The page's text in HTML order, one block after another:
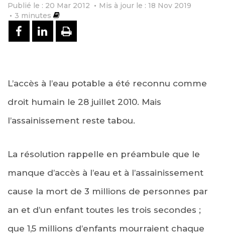
Publié le : 20 Mar 2012
Mis à jour le : 18 Nov 2019
3 minutes
PARTAGER SUR FACEBOOK
PARTAGER SUR LINKEDIN
IMPRIMER
L’accès à l’eau potable a été reconnu comme
droit humain le 28 juillet 2010. Mais
l’assainissement reste tabou.
La résolution rappelle en préambule que le
manque d’accès à l’eau et à l’assainissement
cause la mort de 3 millions de personnes par
an et d’un enfant toutes les trois secondes ;
que 1,5 millions d’enfants mourraient chaque